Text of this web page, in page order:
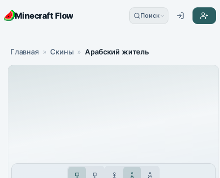
Minecraft Flow Поиск
Главная » Скины » Арабский житель